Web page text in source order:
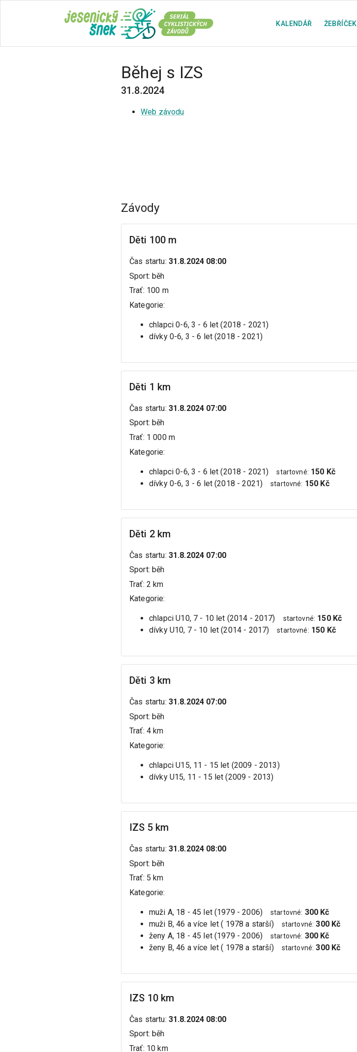
KALENDÁŘ ŽEBŘÍČEK
Běhej s IZS
31.8.2024
Web závodu
Závody
Děti 100 m
Čas startu: 31.8.2024 08:00
Sport:běh
Trať: 100 m
Kategorie:
chlapci 0-6, 3 - 6 let (2018 - 2021)
dívky 0-6, 3 - 6 let (2018 - 2021)
Děti 1 km
Čas startu: 31.8.2024 07:00
Sport: běh
Trať: 1 000 m
Kategorie:
chlapci 0-6, 3 - 6 let (2018 - 2021) startovné: 150 Kč
dívky 0-6, 3 - 6 let (2018 - 2021)
startovné: 150 Kč
Děti 2 km
Čas startu: 31.8.2024 07:00
Sport:běh
Trať: 2 km
Kategorie:
chlapci U10, 7 - 10 let (2014 - 2017) startovné: 150 Kč
dívky U10, 7 - 10 let (2014 - 2017)
startovné: 150 Kč
Děti 3 km
Čas startu: 31.8.2024 07:00
Sport:běh
Trať: 4 km
Kategorie:
chlapci U15, 11 - 15 let (2009 - 2013)
dívky U15, 11 - 15 let (2009 - 2013)
IZS 5 km
Čas startu: 31.8.2024 08:00
Sport:běh
Trať: 5 km
Kategorie:
muži A, 18 - 45 let (1979 - 2006) startovné: 300 Kč
muži B, 46 a více let ( 1978 a starší)
startovné: 300 Kč
ženy A, 18 - 45 let (1979 - 2006)
startovné: 300 Kč
ženy B, 46 a více let ( 1978 a starší)
startovné: 300 Kč
IZS 10 km
Čas startu: 31.8.2024 08:00
Sport: běh
Trať: 10 km